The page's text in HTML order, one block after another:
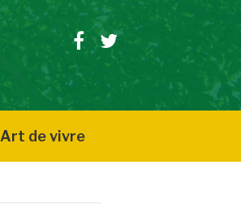
Facebook
Twitter
Art de vivre